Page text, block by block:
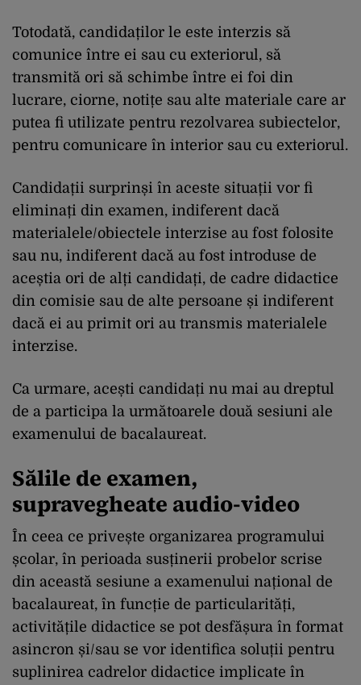
Totodată, candidaților le este interzis să
comunice între ei sau cu exteriorul, să
transmită ori să schimbe între ei foi din
lucrare, ciorne, notițe sau alte materiale care ar
putea fi utilizate pentru rezolvarea subiectelor,
pentru comunicare în interior sau cu exteriorul.
Candidații surprinși în aceste situații vor fi
eliminați din examen, indiferent dacă
materialele/obiectele interzise au fost folosite
sau nu, indiferent dacă au fost introduse de
aceștia ori de alți candidați, de cadre didactice
din comisie sau de alte persoane și indiferent
dacă ei au primit ori au transmis materialele
interzise.
Ca urmare, acești candidați nu mai au dreptul
de a participa la următoarele două sesiuni ale
examenului de bacalaureat.
Sălile de examen,
supravegheate audio-video
În ceea ce privește organizarea programului
școlar, în perioada susținerii probelor scrise
din această sesiune a examenului național de
bacalaureat, în funcție de particularități,
activitățile didactice se pot desfășura în format
asincron și/sau se vor identifica soluții pentru
suplinirea cadrelor didactice implicate în